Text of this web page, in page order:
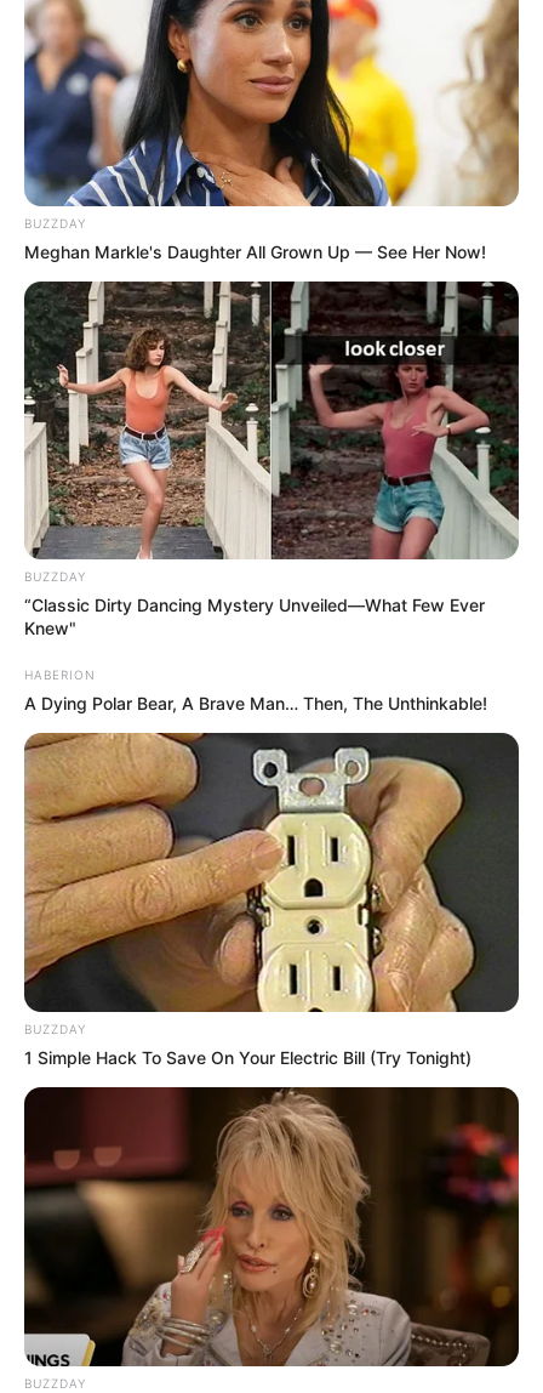
BUZZDAY
Meghan Markle's Daughter All Grown Up — See Her Now!
BUZZDAY
“Classic Dirty Dancing Mystery Unveiled—What Few Ever
Knew"
HABERION
A Dying Polar Bear, A Brave Man… Then, The Unthinkable!
BUZZDAY
1 Simple Hack To Save On Your Electric Bill (Try Tonight)
BUZZDAY